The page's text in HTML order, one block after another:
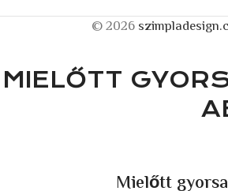
© 2026
MIELŐTT
Mielőtt